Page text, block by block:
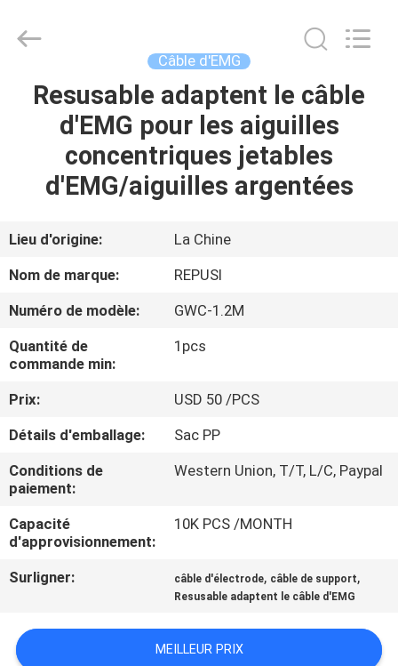
MAISON
PRODUITS
SUJET
DE
NOUS
VISITE
D'USINE
CONTRÔLE
DE
QUALITÉ
CONTACTEZ-
NOUS
NOUVELLES
Electronics
Co.,Ltd..
Câble d'EMG
Resusable adaptent le câble
d'EMG pour les aiguilles
concentriques jetables
d'EMG/aiguilles argentées
Lieu d'origine:
La Chine
Nom de marque:
REPUSI
Numéro de modèle:
GWC-1.2M
Quantité de
commande min:
1pcs
Prix:
USD 50 /PCS
Détails d'emballage:
Sac PP
Conditions de
paiement:
Western Union, T/T, L/C, Paypal
Capacité
d'approvisionnement:
10K PCS /MONTH
Surligner: câble d'électrode, câble de support,
Resusable adaptent le câble d'EMG
MEILLEUR PRIX